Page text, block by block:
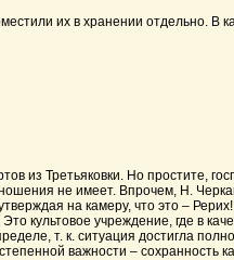
их в хранении отдельно. В
из Третьяковки. Но простите,
не имеет. Впрочем, Н.
на камеру, что это – Рерих!
культовое учреждение, где в
т. к. ситуация достигла
важности – сохранность